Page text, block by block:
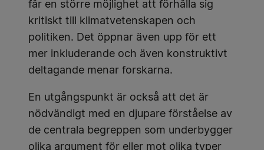
får en större möjlighet att förhålla sig
kritiskt till klimatvetenskapen och
politiken. Det öppnar även upp för ett
mer inkluderande och även konstruktivt
deltagande menar forskarna.
En utgångspunkt är också att det är
nödvändigt med en djupare förståelse av
de centrala begreppen som underbygger
olika argument för eller mot olika typer